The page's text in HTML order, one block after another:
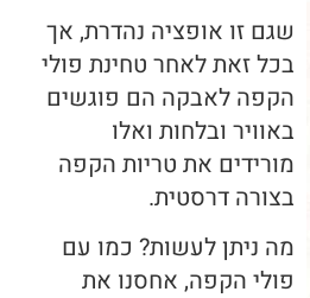
שגם זו אופציה נהדרת, אך
בכל זאת לאחר טחינת פולי
הקפה לאבקה הם פוגשים
באוויר ובלחות ואלו
מורידים את טריות הקפה
בצורה דרסטית.
מה ניתן לעשות? כמו עם
פולי הקפה, אחסנו את